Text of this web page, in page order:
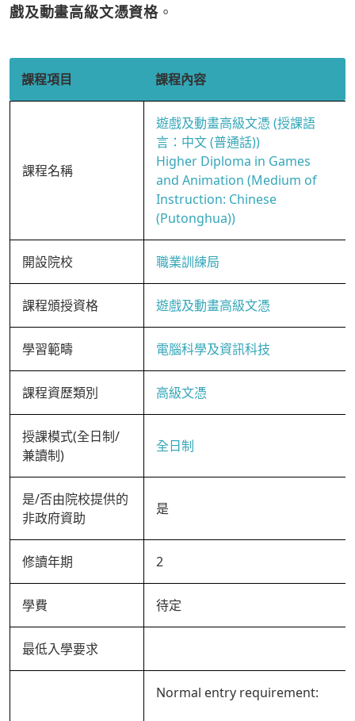
戲及動畫高級文憑資格 。
課程項目 課程內容
課程名稱
遊戲及動畫高級文憑 (授課語
言：中文 (普通話))
Higher Diploma in Games
and Animation (Medium of
Instruction: Chinese
(Putonghua))
開設院校 職業訓練局
課程頒授資格 遊戲及動畫高級文憑
學習範疇 電腦科學及資訊科技
課程資歷類別 高級文憑
授課模式(全日制/
兼讀制)
全日制
是/否由院校提供的
非政府資助
是
修讀年期 2
學費 待定
最低入學要求
Normal entry requirement: